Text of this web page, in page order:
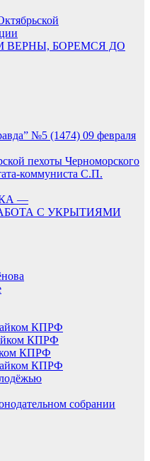
ВЕРНЫ, БОРЕМСЯ ДО
№5 (1474) 09 февраля
пехоты Черноморского
коммуниста С.П.
—
С УКРЫТИЯМИ
КПРФ
КПРФ
КПРФ
КПРФ
собрании